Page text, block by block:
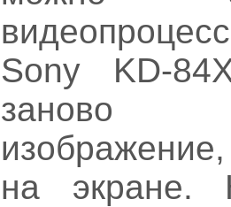
Sony KD-
заново
на экране.